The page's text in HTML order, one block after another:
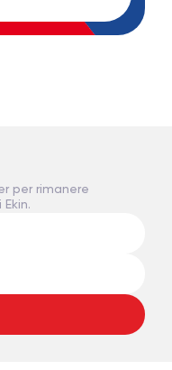
per rimanere